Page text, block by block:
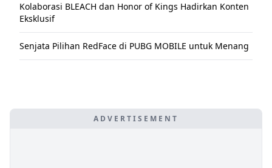
Kolaborasi BLEACH dan Honor of Kings Hadirkan Konten
Eksklusif
Senjata Pilihan RedFace di PUBG MOBILE untuk Menang
ADVERTISEMENT